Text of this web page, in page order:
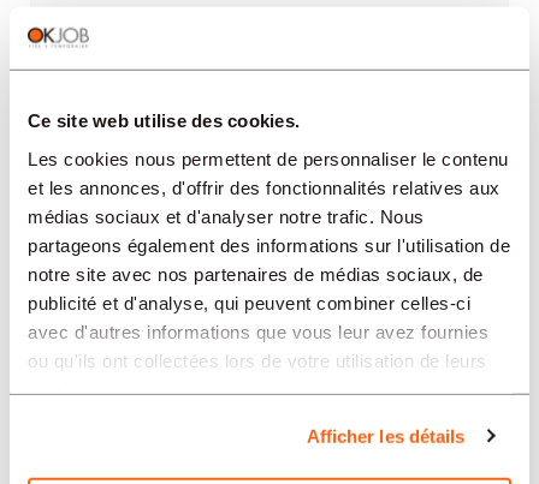
Ce site web utilise des cookies.
Les cookies nous permettent de personnaliser le contenu
et les annonces, d'offrir des fonctionnalités relatives aux
médias sociaux et d'analyser notre trafic. Nous
partageons également des informations sur l'utilisation de
notre site avec nos partenaires de médias sociaux, de
publicité et d'analyse, qui peuvent combiner celles-ci
avec d'autres informations que vous leur avez fournies
ou qu'ils ont collectées lors de votre utilisation de leurs
Afficher les détails
RÉGIONS
SECTEURS